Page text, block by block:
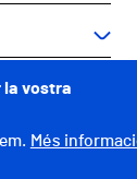
la vostra
Més